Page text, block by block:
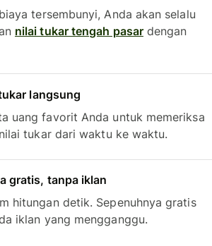
tersembunyi, Anda akan selalu
nilai tukar tengah pasardengan
langsung
uang favorit Anda untuk memeriksa
tukar dari waktu ke waktu.
gratis, tanpa iklan
hitungan detik. Sepenuhnya gratis
iklan yang mengganggu.